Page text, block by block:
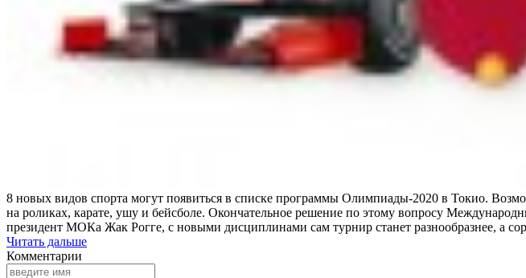
8 новых видов спорта могут появиться в списке программы Олимпиады-2020 в Токио.
на роликах, карате, ушу и бейсболе. Окончательное решение по этому вопросу
президент МОКа Жак Рогге, с новыми дисциплинами сам турнир станет разнообразнее, а
Читать дальше
Комментарии